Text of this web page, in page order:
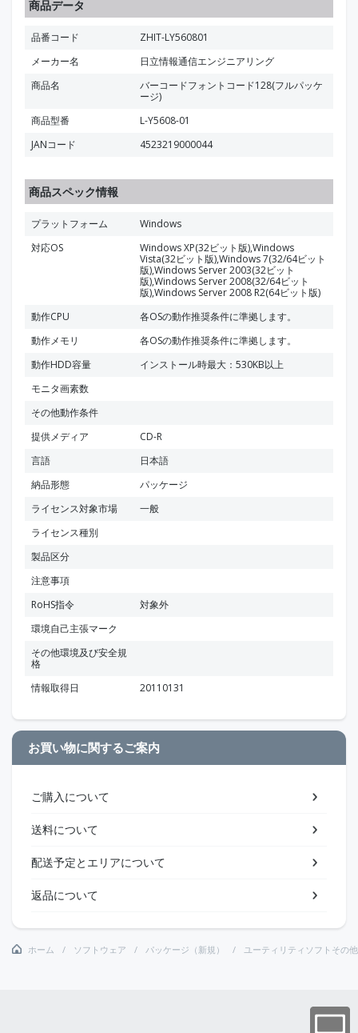
商品データ
品番コード
ZHIT-LY560801
メーカー名
日立情報通信エンジニアリング
商品名
バーコードフォントコード128(フルパッケ
ージ)
商品型番
L-Y5608-01
JANコード
4523219000044
商品スペック情報
プラットフォーム
Windows
対応OS
Windows XP(32ビット版),Windows
Vista(32ビット版),Windows 7(32/64ビット
版),Windows Server 2003(32ビット
版),Windows Server 2008(32/64ビット
版),Windows Server 2008 R2(64ビット版)
動作CPU
各OSの動作推奨条件に準拠します。
動作メモリ
各OSの動作推奨条件に準拠します。
動作HDD容量
インストール時最大：530KB以上
モニタ画素数
その他動作条件
提供メディア
CD-R
言語
日本語
納品形態
パッケージ
ライセンス対象市場
一般
ライセンス種別
製品区分
注意事項
RoHS指令
対象外
環境自己主張マーク
その他環境及び安全規
格
情報取得日
20110131
お買い物に関するご案内
ご購入について
送料について
配送予定とエリアについて
返品について
ホーム ソフトウェア パッケージ（新規） ユーティリティソフトその他